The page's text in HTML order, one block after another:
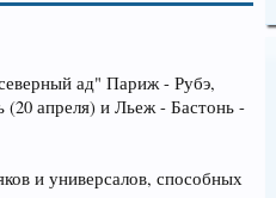
ад" Париж - Рубэ,
(20 апреля) и Льеж - Бастонь -
и универсалов, способных